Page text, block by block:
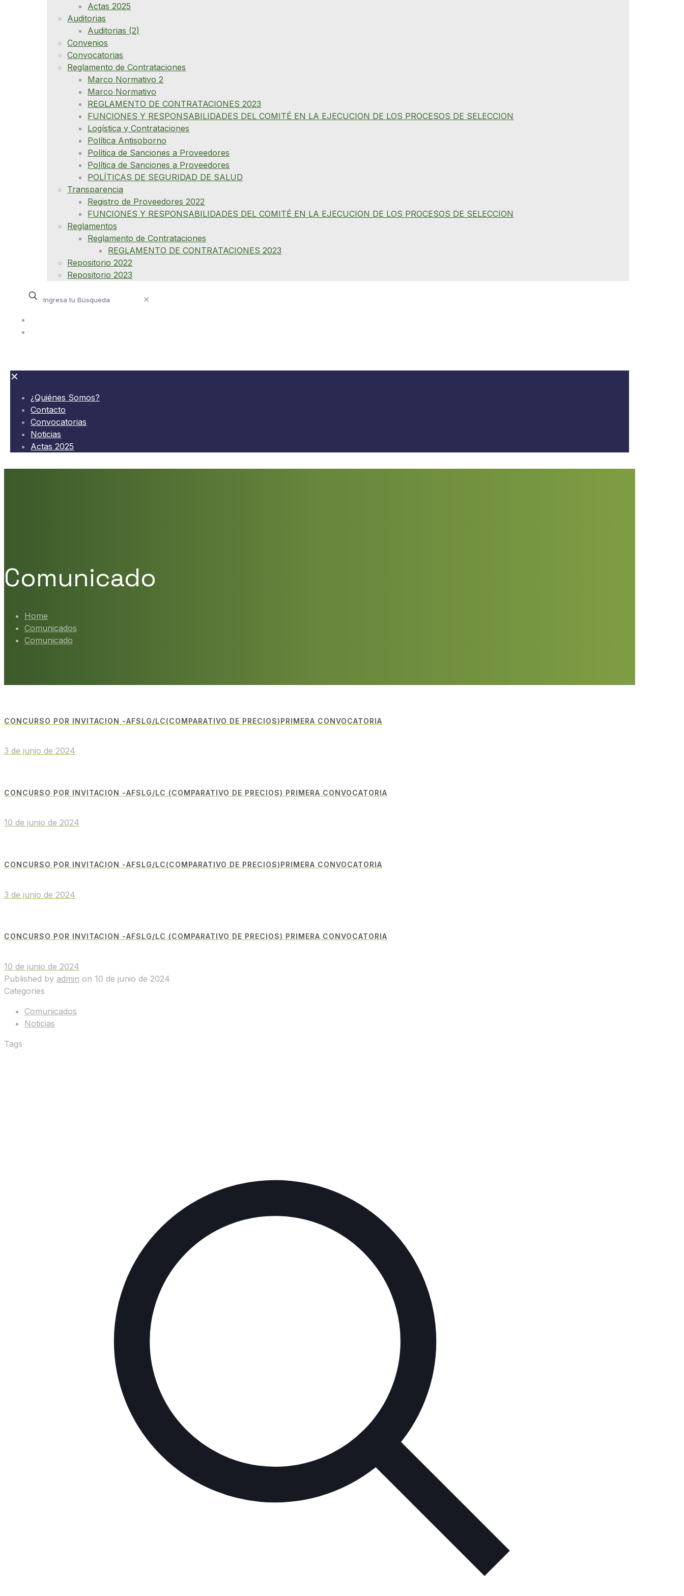
Actas 2025
Auditorias
Auditorias (2)
Convenios
Convocatorias
Reglamento de Contrataciones
Marco Normativo 2
Marco Normativo
REGLAMENTO DE CONTRATACIONES 2023
FUNCIONES Y RESPONSABILIDADES DEL COMITÉ EN LA EJECUCION DE LOS PROCESOS DE SELECCION
Logística y Contrataciones
Política Antisoborno
Política de Sanciones a Proveedores
Política de Sanciones a Proveedores
POLÍTICAS DE SEGURIDAD DE SALUD
Transparencia
Registro de Proveedores 2022
FUNCIONES Y RESPONSABILIDADES DEL COMITÉ EN LA EJECUCION DE LOS PROCESOS DE SELECCION
Reglamentos
Reglamento de Contrataciones
REGLAMENTO DE CONTRATACIONES 2023
Repositorio 2022
Repositorio 2023
✕
✕
¿Quiénes Somos?
Contacto
Convocatorias
Noticias
Actas 2025
Comunicado
Home
Comunicados
Comunicado
CONCURSO POR INVITACION -AFSLG/LC(COMPARATIVO DE PRECIOS)PRIMERA CONVOCATORIA
3 de junio de 2024
CONCURSO POR INVITACION -AFSLG/LC (COMPARATIVO DE PRECIOS) PRIMERA CONVOCATORIA
10 de junio de 2024
CONCURSO POR INVITACION -AFSLG/LC(COMPARATIVO DE PRECIOS)PRIMERA CONVOCATORIA
3 de junio de 2024
CONCURSO POR INVITACION -AFSLG/LC (COMPARATIVO DE PRECIOS) PRIMERA CONVOCATORIA
10 de junio de 2024
Published by admin on 10 de junio de 2024
Categories
Comunicados
Noticias
Tags